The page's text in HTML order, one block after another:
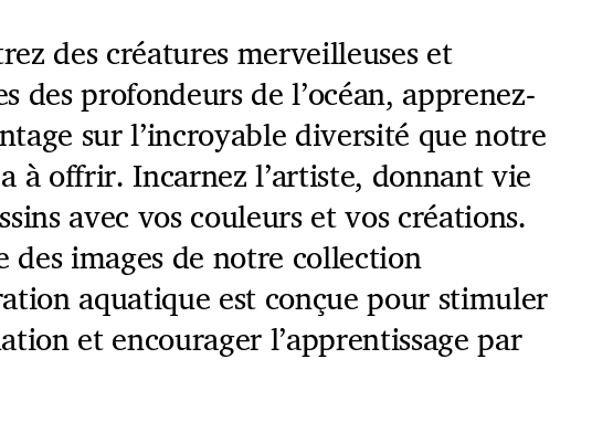
des créatures merveilleuses et
des profondeurs de l’océan, apprenez-
sur l’incroyable diversité que notre
à offrir. Incarnez l’artiste, donnant vie
avec vos couleurs et vos créations.
des images de notre collection
aquatique est conçue pour stimuler
et encourager l’apprentissage par